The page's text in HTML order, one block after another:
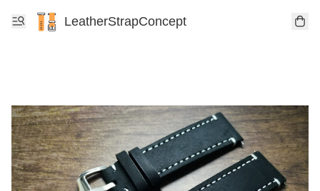
LeatherStrapConcept